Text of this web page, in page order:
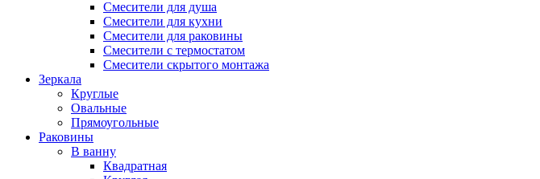
Смесители для душа
Смесители для кухни
Смесители для раковины
Смесители с термостатом
Смесители скрытого монтажа
Зеркала
Круглые
Овальные
Прямоугольные
Раковины
В ванну
Квадратная